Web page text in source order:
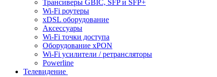
Трансиверы GBIC, SFP и SFP+
Wi-Fi роутеры
xDSL оборудование
Аксессуары
Wi-Fi точки доступа
Оборудование хPON
Wi-Fi усилители / ретрансляторы
Powerline
Телевидение